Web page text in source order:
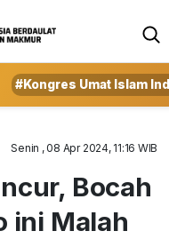
#Kongres Umat Islam
Senin , 08 Apr 2024, 11:16 WIB
Bocah
ini Malah